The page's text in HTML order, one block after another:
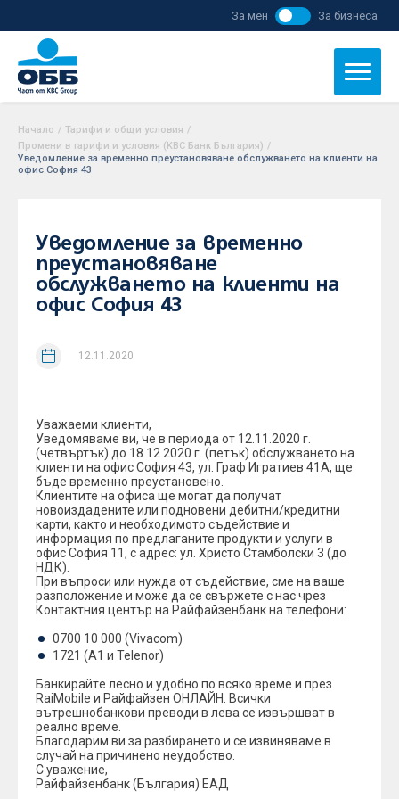
За мен За бизнеса
Начало / Тарифи и общи условия /
Промени в тарифи и условия (KBC Банк България) /
Уведомление за временно преустановяване обслужването на клиенти на
офис София 43
Уведомление за временно
преустановяване
обслужването на клиенти на
офис София 43
12.11.2020
Уважаеми клиенти,
Уведомяваме ви, че в периода от 12.11.2020 г.
(четвъртък) до 18.12.2020 г. (петък) обслужването на
клиенти на офис София 43, ул. Граф Игратиев 41А, ще
бъде временно преустановено.
Клиентите на офиса ще могат да получат
новоиздадените или подновени дебитни/кредитни
карти, както и необходимото съдействие и
информация по предлаганите продукти и услуги в
офис София 11, с адрес: ул. Христо Стамболски 3 (до
НДК).
При въпроси или нужда от съдействие, сме на ваше
разположение и може да се свържете с нас чрез
Контактния център на Райфайзенбанк на телефони:
0700 10 000 (Vivacom)
1721 (A1 и Telenor)
Банкирайтe лесно и удобно по всяко време и през
RaiMobile и Райфайзен ОНЛАЙН. Всички
вътрешнобанкови преводи в лева се извършват в
реално време.
Благодарим ви за разбирането и се извиняваме в
случай на причинено неудобство.
С уважение,
Райфайзенбанк (България) ЕАД